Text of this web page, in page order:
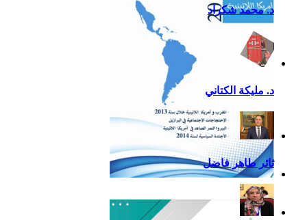
تقرير أمريكا اللاتينية لسنة
2013
د. محمد شكراد
د. مليكة الكتاني
ثائر طاهر فاضل